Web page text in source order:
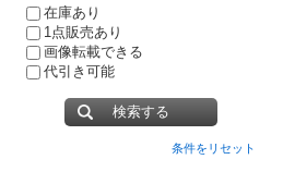
在庫あり
1点販売あり
画像転載できる
代引き可能
検索する
条件をリセット